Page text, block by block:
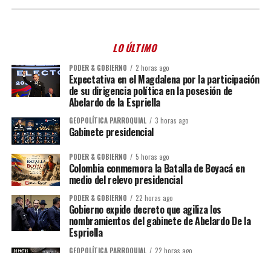
LO ÚLTIMO
PODER & GOBIERNO 2 horas ago
Expectativa en el Magdalena por la participación
de su dirigencia política en la posesión de
Abelardo de la Espriella
GEOPOLÍTICA PARROQUIAL 3 horas ago
Gabinete presidencial
PODER & GOBIERNO 5 horas ago
Colombia conmemora la Batalla de Boyacá en
medio del relevo presidencial
PODER & GOBIERNO 22 horas ago
Gobierno expide decreto que agiliza los
nombramientos del gabinete de Abelardo De la
Espriella
GEOPOLÍTICA PARROQUIAL 22 horas ago